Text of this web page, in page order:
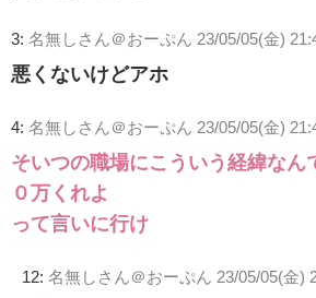
3: 名無しさん＠おーぷん 23/05/05(金)
悪くないけどアホ
4: 名無しさん＠おーぷん 23/05/05(金)
そいつの職場にこういう経緯なん
０万くれよ
って言いに行け
12: 名無しさん＠おーぷん 23/05/05(金)